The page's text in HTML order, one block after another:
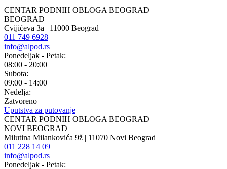
CENTAR PODNIH OBLOGA BEOGRAD
BEOGRAD
Cvijićeva 3a | 11000 Beograd
011 749 6928
info@alpod.rs
Ponedeljak - Petak:
08:00 - 20:00
Subota:
09:00 - 14:00
Nedelja:
Zatvoreno
Uputstva za putovanje
CENTAR PODNIH OBLOGA BEOGRAD
NOVI BEOGRAD
Milutina Milankovića 9ž | 11070 Novi Beograd
011 228 14 09
info@alpod.rs
Ponedeljak - Petak: